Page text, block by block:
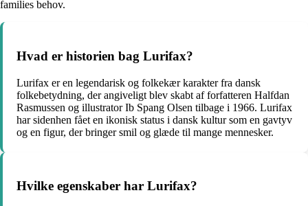
families behov.
Hvad er historien bag Lurifax?
Lurifax er en legendarisk og folkekær karakter fra dansk
folkebetydning, der angiveligt blev skabt af forfatteren Halfdan
Rasmussen og illustrator Ib Spang Olsen tilbage i 1966. Lurifax
har sidenhen fået en ikonisk status i dansk kultur som en gavtyv
og en figur, der bringer smil og glæde til mange mennesker.
Hvilke egenskaber har Lurifax?